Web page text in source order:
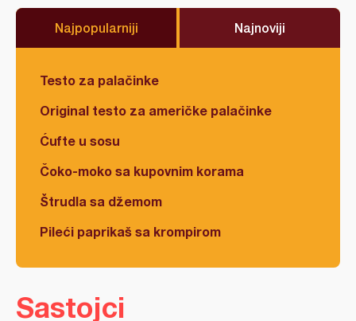
Najpopularniji Najnoviji
Testo za palačinke
Original testo za američke palačinke
Ćufte u sosu
Čoko-moko sa kupovnim korama
Štrudla sa džemom
Pileći paprikaš sa krompirom
Sastojci